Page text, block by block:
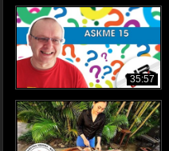
35:57